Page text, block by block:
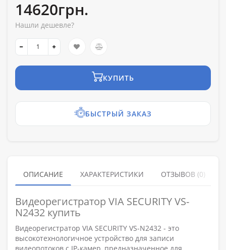
14620грн.
Нашли дешевле?
КУПИТЬ
БЫСТРЫЙ ЗАКАЗ
ОПИСАНИЕ ХАРАКТЕРИСТИКИ ОТЗЫВОВ (0)
Видеорегистратор VIA SECURITY VS-
N2432 купить
Видеорегистратор VIA SECURITY VS-N2432 - это
высокотехнологичное устройство для записи